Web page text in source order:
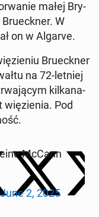
małej Bry­
W
on w Algarve.
Bru­eck­ner
na 72-letniej
kil­ka­na­
wię­zie­nia. Pod
McCann
June 2, 2025